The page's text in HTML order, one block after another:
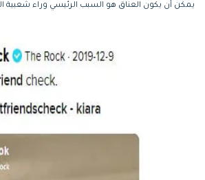
يمكن أن يكون العناق هو السبب الرئيسي وراء شعبية